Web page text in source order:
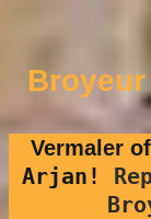
Vermaler of
Arjan!